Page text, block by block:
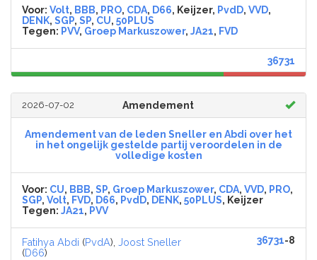
Voor: Volt, BBB, PRO, CDA, D66, Keijzer, PvdD, VVD,
DENK, SGP, SP, CU, 50PLUS
Tegen: PVV, Groep Markuszower, JA21, FVD
36731
2026-07-02 Amendement
Amendement van de leden Sneller en Abdi over het
in het ongelijk gestelde partij veroordelen in de
volledige kosten
Voor: CU, BBB, SP, Groep Markuszower, CDA, VVD, PRO,
SGP, Volt, FVD, D66, PvdD, DENK, 50PLUS, Keijzer
Tegen: JA21, PVV
Fatihya Abdi (PvdA), Joost Sneller
(D66)
36731-8